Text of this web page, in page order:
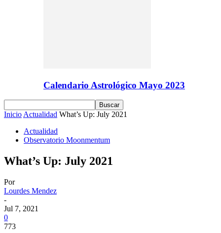
Calendario Astrológico Mayo 2023
Inicio Actualidad What’s Up: July 2021
Actualidad
Observatorio Moonmentum
What’s Up: July 2021
Por
Lourdes Mendez
-
Jul 7, 2021
0
773